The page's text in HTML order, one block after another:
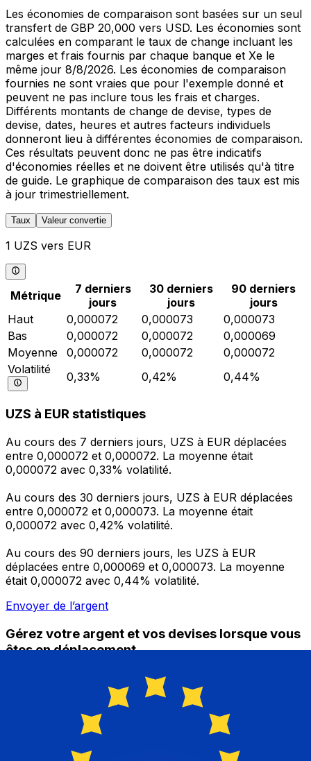
Les économies de comparaison sont basées sur un seul
transfert de GBP 20,000 vers USD. Les économies sont
calculées en comparant le taux de change incluant les
marges et frais fournis par chaque banque et Xe le
même jour 8/8/2026. Les économies de comparaison
fournies ne sont vraies que pour l'exemple donné et
peuvent ne pas inclure tous les frais et charges.
Différents montants de change de devise, types de
devise, dates, heures et autres facteurs individuels
donneront lieu à différentes économies de comparaison.
Ces résultats peuvent donc ne pas être indicatifs
d'économies réelles et ne doivent être utilisés qu'à titre
de guide. Le graphique de comparaison des taux est mis
à jour trimestriellement.
Taux Valeur convertie
1 UZS vers EUR
Métrique
7 derniers
jours
30 derniers
jours
90 derniers
jours
Haut
0,000072 0,000073
0,000073
Bas
0,000072 0,000072
0,000069
Moyenne
0,000072 0,000072
0,000072
Volatilité
0,33% 0,42% 0,44%
UZS à EUR statistiques
Au cours des 7 derniers jours, UZS à EUR déplacées
entre 0,000072 et 0,000072. La moyenne était
0,000072 avec 0,33% volatilité.
Au cours des 30 derniers jours, UZS à EUR déplacées
entre 0,000072 et 0,000073. La moyenne était
0,000072 avec 0,42% volatilité.
Au cours des 90 derniers jours, les UZS à EUR
déplacées entre 0,000069 et 0,000073. La moyenne
était 0,000072 avec 0,44% volatilité.
Envoyer de l’argent
Gérez votre argent et vos devises lorsque vous
êtes en déplacement
L'application Xe réunit toutes les fonctionnalités
nécessaires pour vos transferts d'argent internationaux
et la gestion de vos devises. Convertissez des devises,
programmez des alertes de taux et transférez de
l'argent à l'étranger sans frais cachés. Téléchargez